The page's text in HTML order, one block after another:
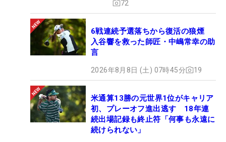
72
6戦連続予選落ちから復活の狼煙
入谷響を救った師匠・中嶋常幸の助
言
2026年8月8日 (土) 07時45分 19
米通算13勝の元世界1位がキャリア
初、プレーオフ進出逃す 18年連
続出場記録も終止符「何事も永遠に
続けられない」